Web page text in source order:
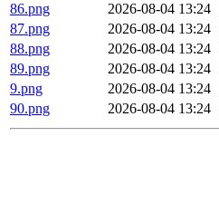
86.png
2026-08-04 13:24
87.png
2026-08-04 13:24
88.png
2026-08-04 13:24
89.png
2026-08-04 13:24
9.png
2026-08-04 13:24
90.png
2026-08-04 13:24